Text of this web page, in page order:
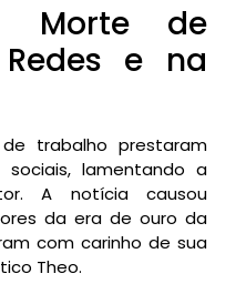
Morte de
e na
trabalho prestaram
sociais, lamentando a
A notícia causou
da era de ouro da
com carinho de sua
Theo.